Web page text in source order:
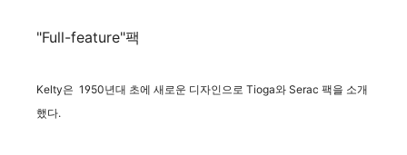
"Full-feature"팩
Kelty은 1950년대 초에 새로운 디자인으로 Tioga와 Serac 팩을 소개
했다.